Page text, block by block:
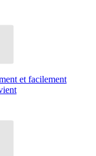
et facilement